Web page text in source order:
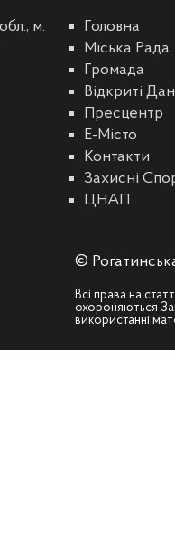
м.
Головна
Міська Рада
Громада
Відкриті
Пресцентр
E-Місто
Контакти
Захисні
ЦНАП
©
Всі права на
охороняються
використанні